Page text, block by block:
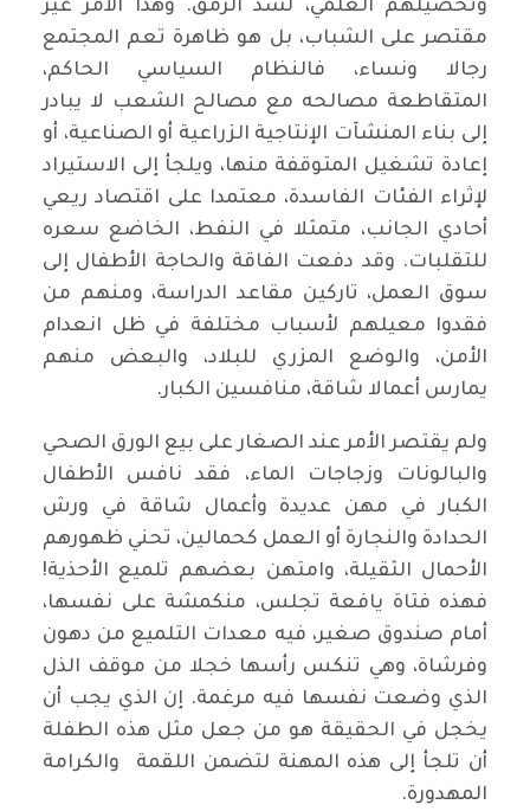
وتحصيلهم العلمي، لسد الرمق. وهذا الأمر غير
مقتصر على الشباب، بل هو ظاهرة تعم المجتمع
رجالا ونساء، فالنظام السياسي الحاكم،
المتقاطعة مصالحه مع مصالح الشعب لا يبادر
إلى بناء المنشآت الإنتاجية الزراعية أو الصناعية، أو
إعادة تشغيل المتوقفة منها، ويلجأ إلى الاستيراد
لإثراء الفئات الفاسدة، معتمدا على اقتصاد ريعي
أحادي الجانب، متمثلا في النفط، الخاضع سعره
للتقلبات. وقد دفعت الفاقة والحاجة الأطفال إلى
سوق العمل، تاركين مقاعد الدراسة، ومنهم من
فقدوا معيلهم لأسباب مختلفة في ظل انعدام
الأمن، والوضع المزري للبلاد، والبعض منهم
يمارس أعمالا شاقة، منافسين الكبار.
ولم يقتصر الأمر عند الصغار على بيع الورق الصحي
والبالونات وزجاجات الماء، فقد نافس الأطفال
الكبار في مهن عديدة وأعمال شاقة في ورش
الحدادة والنجارة أو العمل كحمالين، تحني ظهورهم
الأحمال الثقيلة، وامتهن بعضهم تلميع الأحذية!
فهذه فتاة يافعة تجلس، منكمشة على نفسها،
أمام صندوق صغير، فيه معدات التلميع من دهون
وفرشاة، وهي تنكس رأسها خجلا من موقف الذل
الذي وضعت نفسها فيه مرغمة. إن الذي يجب أن
يخجل في الحقيقة هو من جعل مثل هذه الطفلة
أن تلجأ إلى هذه المهنة لتضمن اللقمة والكرامة
المهدورة.